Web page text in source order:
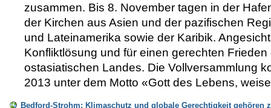
zusammen. Bis 8. November tagen in der
der Kirchen aus Asien und der pazifischen
und Lateinamerika sowie der Karibik.
Konfliktlösung und für einen gerechten
ostasiatischen Landes. Die Vollversammlung
2013 unter dem Motto «Gott des Lebens,
Bedford-Strohm: Klimaschutz und globale Gerechtigkeit gehören